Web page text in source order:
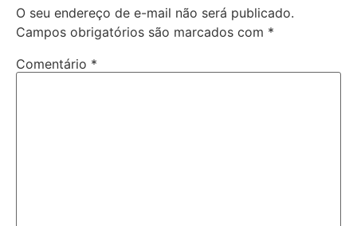
O seu endereço de e-mail não será publicado.
Campos obrigatórios são marcados com *
Comentário *